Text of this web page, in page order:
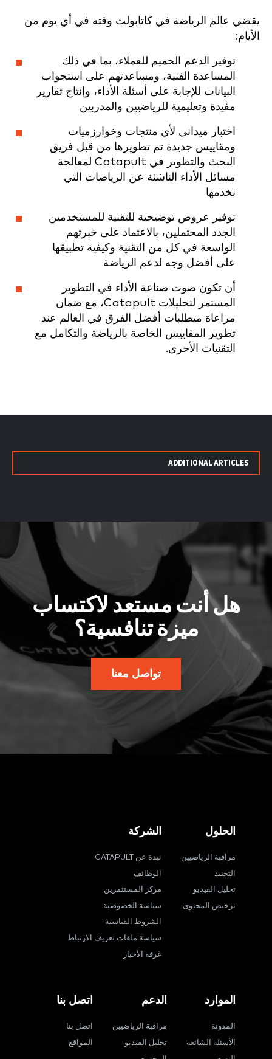
يقضي عالم الرياضة في كاتابولت وقته في أي يوم من
الأيام:
توفير الدعم الحميم للعملاء، بما في ذلك
المساعدة الفنية، ومساعدتهم على استجواب
البيانات للإجابة على أسئلة الأداء، وإنتاج تقارير
مفيدة وتعليمية للرياضيين والمدربين
اختبار ميداني لأي منتجات وخوارزميات
ومقاييس جديدة تم تطويرها من قبل فريق
البحث والتطوير في Catapult لمعالجة
مسائل الأداء الناشئة عن الرياضات التي
نخدمها
توفير عروض توضيحية للتقنية للمستخدمين
الجدد المحتملين، بالاعتماد على خبرتهم
الواسعة في كل من التقنية وكيفية تطبيقها
على أفضل وجه لدعم الرياضة
أن تكون صوت صناعة الأداء في التطوير
المستمر لتحليلات Catapult، مع ضمان
مراعاة متطلبات أفضل الفرق في العالم عند
تطوير المقاييس الخاصة بالرياضة والتكامل مع
التقنيات الأخرى.
ADDITIONAL ARTICLES
هل أنت مستعد لاكتساب
ميزة تنافسية؟
تواصل معنا
الحلول
مراقبة الرياضيين
التجنيد
تحليل الفيديو
ترخيص المحتوى
الشركة
نبذة عن CATAPULT
الوظائف
مركز المستثمرين
سياسة الخصوصية
الشروط القياسية
سياسة ملفات تعريف الارتباط
غرفة الأخبار
الموارد
المدونة
الأسئلة الشائعة
الدعم
مراقبة الرياضيين
تحليل الفيديو
اتصل بنا
اتصل بنا
المواقع